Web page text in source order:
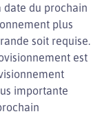
date du prochain
plus
soit requise.
est
importante